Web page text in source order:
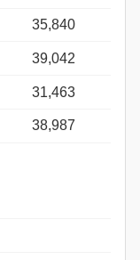
35,840
39,042
31,463
38,987